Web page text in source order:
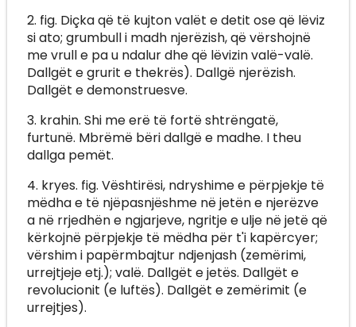
2. fig. Diçka që të kujton valët e detit ose që lëviz
si ato; grumbull i madh njerëzish, që vërshojnë
me vrull e pa u ndalur dhe që lëvizin valë-valë.
Dallgët e grurit e thekrës). Dallgë njerëzish.
Dallgët e demonstruesve.
3. krahin. Shi me erë të fortë shtrëngatë,
furtunë. Mbrëmë bëri dallgë e madhe. I theu
dallga pemët.
4. kryes. fig. Vështirësi, ndryshime e përpjekje të
mëdha e të njëpasnjëshme në jetën e njerëzve
a në rrjedhën e ngjarjeve, ngritje e ulje në jetë që
kërkojnë përpjekje të mëdha për t'i kapërcyer;
vërshim i papërmbajtur ndjenjash (zemërimi,
urrejtjeje etj.); valë. Dallgët e jetës. Dallgët e
revolucionit (e luftës). Dallgët e zemërimit (e
urrejtjes).